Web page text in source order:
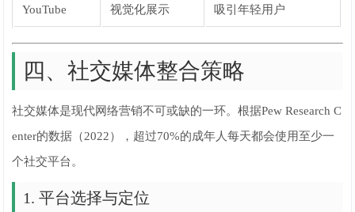
YouTube 视觉化展示 吸引年轻用户
四、社交媒体整合策略
社交媒体是现代网络营销不可或缺的一环。根据Pew Research C
enter的数据（2022），超过70%的成年人每天都会使用至少一
个社交平台。
1. 平台选择与定位